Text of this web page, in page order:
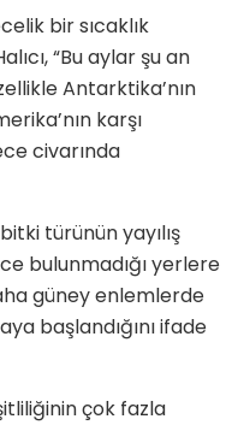
bir sıcaklık
“Bu aylar şu an
Antarktika’nın
karşı
civarında
türünün yayılış
bulunmadığı yerlere
güney enlemlerde
başlandığını ifade
çok fazla